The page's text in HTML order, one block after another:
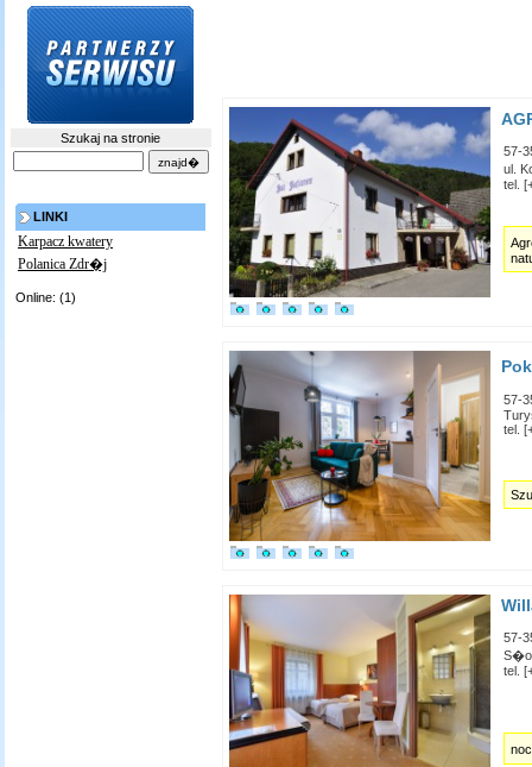
Szukaj na stronie
LINKI
Karpacz kwatery
Polanica Zdr�j
Online: (1)
57-
ul.
tel.
57-
tel.
57-
tel.